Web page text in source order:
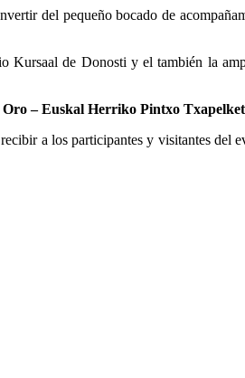
del pequeño bocado de
Kursaal de Donosti y el también la
Oro – Euskal Herriko Pintxo
a los participantes y visitantes del